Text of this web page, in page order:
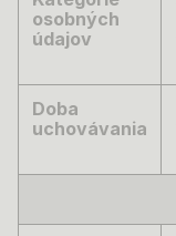
osobných
údajov
Doba
uchovávania